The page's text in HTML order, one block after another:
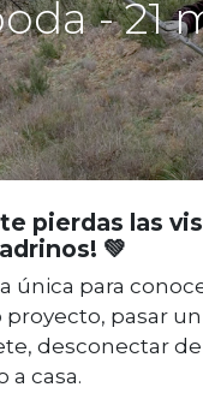
- 21
pierdas las
💚
única para
pasar
desconectar
a casa.